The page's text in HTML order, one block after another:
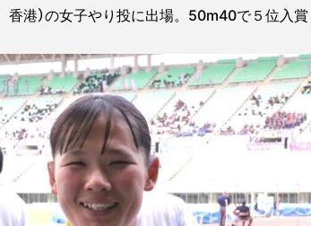
港）の女子やり投に出場。50m40で５位入賞